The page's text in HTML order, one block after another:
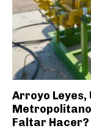
Arroyo Leyes,
Faltar Hacer?